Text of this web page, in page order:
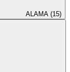
ALAMA (15)